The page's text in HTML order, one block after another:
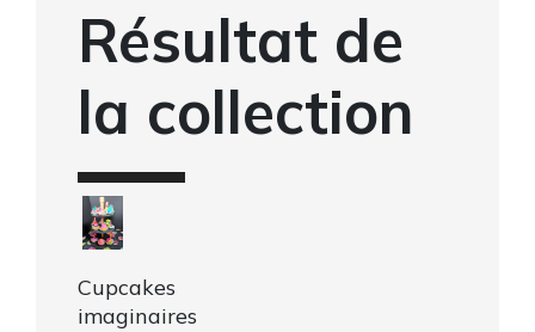
Résultat de
la collection
Cupcakes
imaginaires